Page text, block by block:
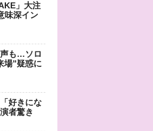
」大注
味深イン
声も…ソロ
場”疑惑に
好きにな
者驚き